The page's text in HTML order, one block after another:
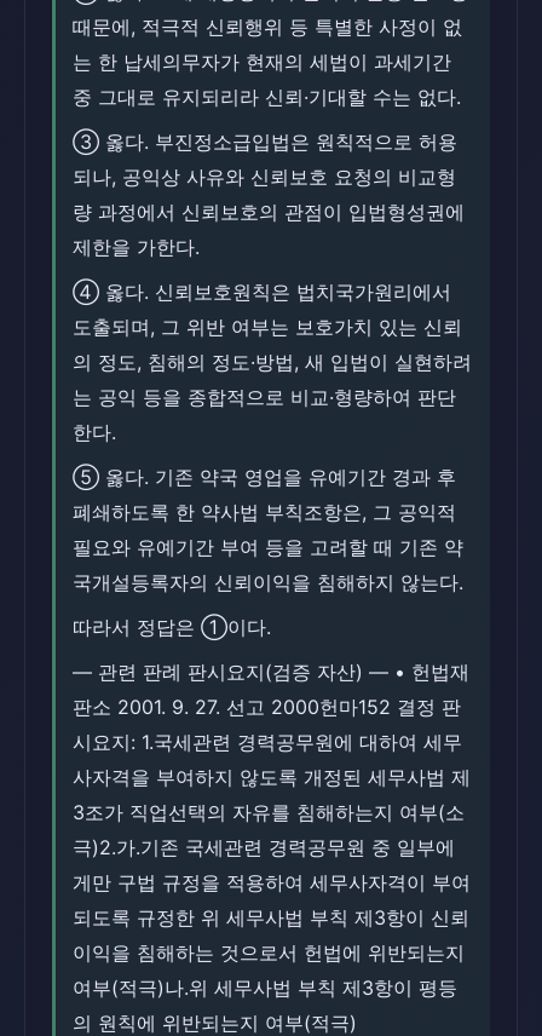
때문에, 적극적 신뢰행위 등 특별한 사정이 없
는 한 납세의무자가 현재의 세법이 과세기간
중 그대로 유지되리라 신뢰·기대할 수는 없다.
③ 옳다. 부진정소급입법은 원칙적으로 허용
되나, 공익상 사유와 신뢰보호 요청의 비교형
량 과정에서 신뢰보호의 관점이 입법형성권에
제한을 가한다.
④ 옳다. 신뢰보호원칙은 법치국가원리에서
도출되며, 그 위반 여부는 보호가치 있는 신뢰
의 정도, 침해의 정도·방법, 새 입법이 실현하려
는 공익 등을 종합적으로 비교·형량하여 판단
한다.
⑤ 옳다. 기존 약국 영업을 유예기간 경과 후
폐쇄하도록 한 약사법 부칙조항은, 그 공익적
필요와 유예기간 부여 등을 고려할 때 기존 약
국개설등록자의 신뢰이익을 침해하지 않는다.
따라서 정답은 ①이다.
― 관련 판례 판시요지(검증 자산) ― • 헌법재
판소 2001. 9. 27. 선고 2000헌마152 결정 판
시요지: 1.국세관련 경력공무원에 대하여 세무
사자격을 부여하지 않도록 개정된 세무사법 제
3조가 직업선택의 자유를 침해하는지 여부(소
극)2.가.기존 국세관련 경력공무원 중 일부에
게만 구법 규정을 적용하여 세무사자격이 부여
되도록 규정한 위 세무사법 부칙 제3항이 신뢰
이익을 침해하는 것으로서 헌법에 위반되는지
여부(적극)나.위 세무사법 부칙 제3항이 평등
의 원칙에 위반되는지 여부(적극)